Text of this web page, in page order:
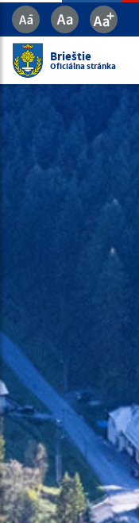
Brieštie
Oficiálna stránka